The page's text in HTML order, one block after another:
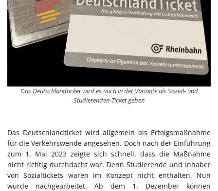
Das Deutschlandticket wird es auch in der Variante als Sozial- und
Studierenden-Ticket geben
Das Deutschlandticket wird allgemein als Erfolgsmaßnahme
für die Verkehrswende angesehen. Doch nach der Einführung
zum 1. Mai 2023 zeigte sich schnell, dass die Maßnahme
nicht richtig durchdacht war. Denn Studierende und Inhaber
von Sozialtickets waren im Konzept nicht enthalten. Nun
wurde nachgearbeitet. Ab dem 1. Dezember können